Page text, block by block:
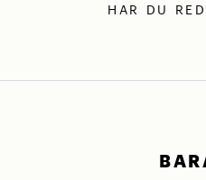
HAR DU